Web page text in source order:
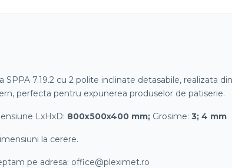
SPPA 7.19.2 cu 2 polite inclinate detasabile, realizata
perfecta pentru expunerea produselor de patiserie.
LxHxD: 800x500x400 mm; Grosime: 3; 4 mm
la cerere.
pe adresa: office@pleximet.ro